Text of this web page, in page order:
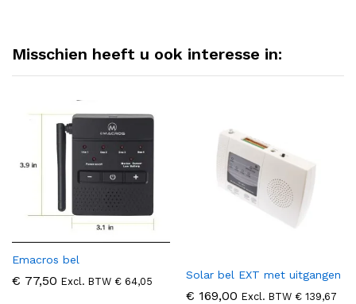
Misschien heeft u ook interesse in:
Emacros bel
€ 77,50 Excl. BTW € 64,05
Solar bel EXT met uitgangen
€ 169,00 Excl. BTW € 139,67